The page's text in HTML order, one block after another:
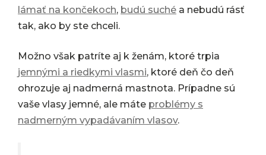
lámať na končekoch, budú suché a nebudú rásť
tak, ako by ste chceli.
Možno však patríte aj k ženám, ktoré trpia
jemnými a riedkymi vlasmi, ktoré deň čo deň
ohrozuje aj nadmerná mastnota. Prípadne sú
vaše vlasy jemné, ale máte problémy s
nadmerným vypadávaním vlasov.